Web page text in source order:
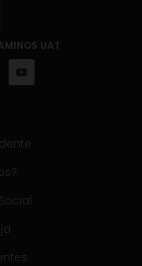
UAT